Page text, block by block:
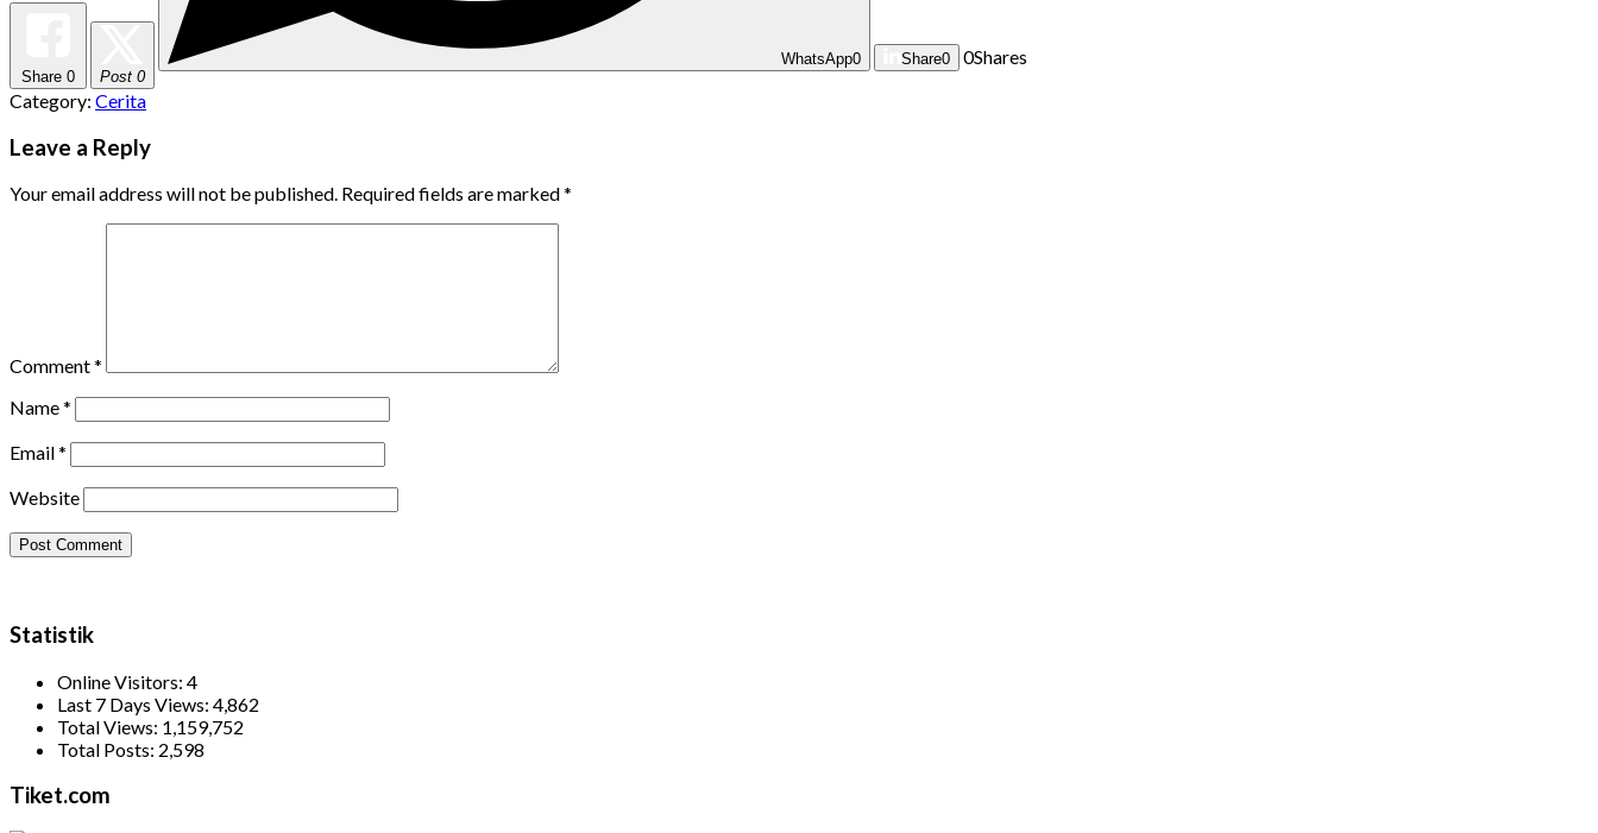
Share 0 Post 0
WhatsApp0 Share0 0Shares
Category: Cerita
Leave a Reply
Your email address will not be published. Required fields are marked*
Comment*
Name*
Email*
Website
Statistik
Online Visitors: 4
Last 7 Days Views: 4,862
Total Views: 1,159,752
Total Posts: 2,598
Tiket.com